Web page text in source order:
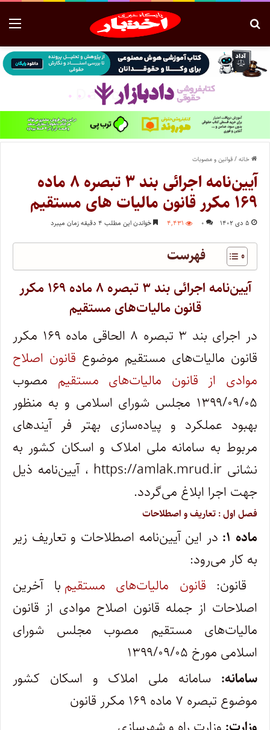
خانه/قوانین و مصوبات
آیین‌نامه اجرائی بند ۳ تبصره ۸ ماده
۱۶۹ مکرر قانون مالیات های مستقیم
۵ دی ۱۴۰۲ ۰ ۴,۴۳۱ خواندن این مطلب ۴ دقیقه زمان میبرد
فهرست
آیین‌نامه اجرائی بند ۳ تبصره ۸ ماده ۱۶۹ مکرر
قانون مالیاتهای مستقیم
در اجرای بند ۳ تبصره ۸ الحاقی ماده ۱۶۹ مکرر
قانون مالیات‌های مستقیم موضوع قانون اصلاح
موادی از قانون مالیات‌های مستقیم مصوب
۱۳۹۹/۰۹/۰۵ مجلس شورای اسلامی و به منظور
بهبود عملکرد و پیاده‌سازی بهتر فر آیندهای
مربوط به سامانه ملی املاک و اسکان کشور به
نشانی https://amlak.mrud.ir ، آیین‌نامه ذیل
جهت اجرا ابلاغ می‌گردد.
فصل اول : تعاریف و اصطلاحات
ماده ۱:
در این آیین‌نامه اصطلاحات و تعاریف زیر
به کار می‌رود:
قانون: قانون مالیات‌های مستقیم با آخرین
اصلاحات از جمله قانون اصلاح موادی از قانون
مالیات‌های مستقیم مصوب مجلس شورای
اسلامی مورخ ۱۳۹۹/۰۹/۰۵
سامانه: سامانه ملی املاک و اسکان کشور
موضوع تبصره ۷ ماده ۱۶۹ مکرر قانون